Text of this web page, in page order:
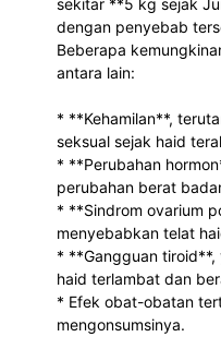
dengan penyebab
Beberapa
antara lain:
* **Kehamilan**,
seksual sejak haid
* **Perubahan
perubahan berat
* **Sindrom ovarium
menyebabkan telat
* **Gangguan
haid terlambat dan
* Efek obat-obatan
mengonsumsinya.